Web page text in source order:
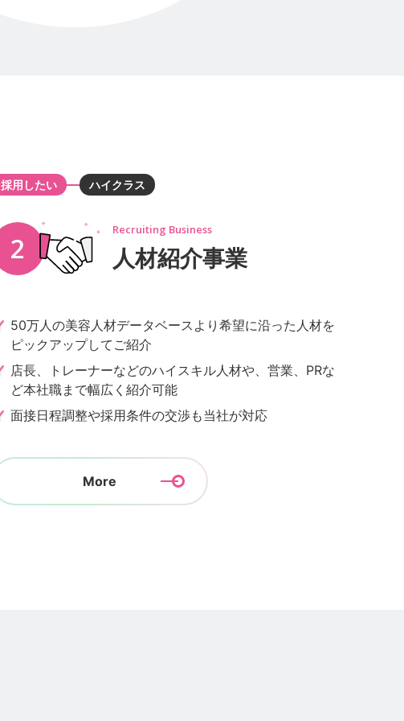
採用したい ハイクラス
人材紹介事業
50万人の美容人材データベースより希望に沿った人材を
ピックアップしてご紹介
店長、トレーナーなどのハイスキル人材や、営業、PRな
ど本社職まで幅広く紹介可能
面接日程調整や採用条件の交渉も当社が対応
More